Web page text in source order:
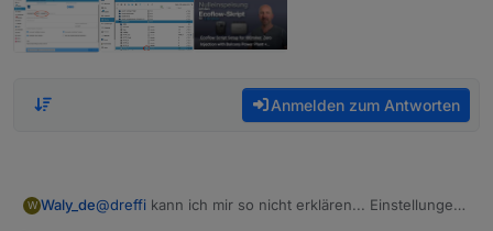
Anmelden zum Antworten
W Waly_de@dreffi kann ich mir so nicht erklären... Einstellungen